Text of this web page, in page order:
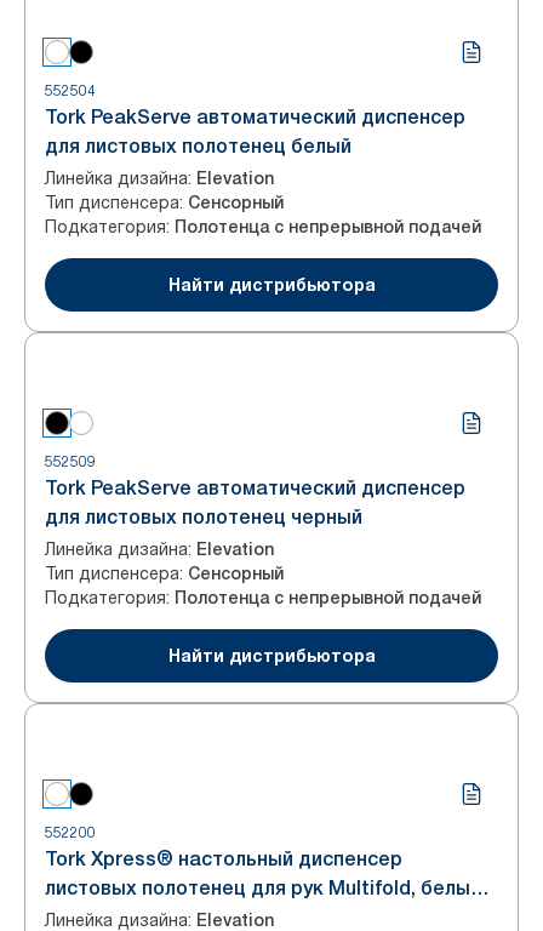
552504
Tork PeakServe автоматический диспенсер
для листовых полотенец белый
Линейка дизайна: Elevation
Тип диспенсера: Сенсорный
Подкатегория: Полотенца с непрерывной подачей
Найти дистрибьютора
552509
Tork PeakServe автоматический диспенсер
для листовых полотенец черный
Линейка дизайна: Elevation
Тип диспенсера: Сенсорный
Подкатегория: Полотенца с непрерывной подачей
Найти дистрибьютора
552200
Tork Xpress® настольный диспенсер
листовых полотенец для рук Multifold, белый,
система H2
Линейка дизайна: Elevation